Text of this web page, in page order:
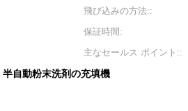
飛び込みの方法::
保証時間:
主なセールス ポイント::
半自動粉末洗剤の充填機